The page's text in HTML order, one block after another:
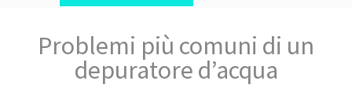
Problemi più comuni di un
depuratore d’acqua